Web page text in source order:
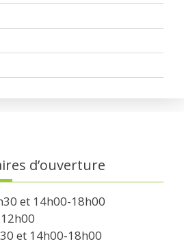
d’ouverture
et 14h00-18h00
et 14h00-18h00